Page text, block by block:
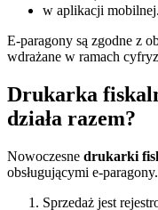
w aplikacji mobilnej.
E-paragony są zgodne z
wdrażane w ramach
Drukarka
działa razem?
Nowoczesne drukarki
obsługującymi e-
Sprzedaż jest